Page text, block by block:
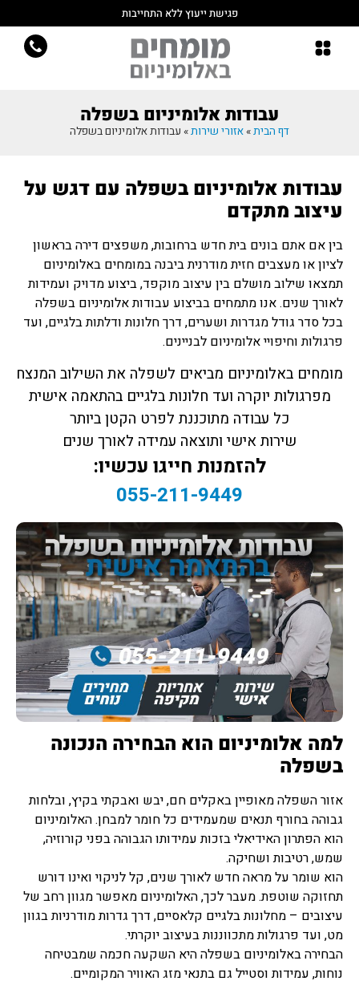
פגישת ייעוץ ללא התחייבות
עבודות אלומיניום בשפלה
דף הבית»אזורי שירות» עבודות אלומיניום בשפלה
עבודות אלומיניום בשפלה עם דגש על
עיצוב מתקדם
בין אם אתם בונים בית חדש ברחובות, משפצים דירה בראשון
לציון או מעצבים חזית מודרנית ביבנה במומחים באלומיניום
תמצאו שילוב מושלם בין עיצוב מוקפד, ביצוע מדויק ועמידות
לאורך שנים. אנו מתמחים בביצוע עבודות אלומיניום בשפלה
בכל סדר גודל מגדרות ושערים, דרך חלונות ודלתות בלגיים, ועד
פרגולות וחיפויי אלומיניום לבניינים.
מומחים באלומיניום מביאים לשפלה את השילוב המנצח
מפרגולות יוקרה ועד חלונות בלגיים בהתאמה אישית
כל עבודה מתוכננת לפרט הקטן ביותר
שירות אישי ותוצאה עמידה לאורך שנים
להזמנות חייגו עכשיו:
055-211-9449
למה אלומיניום הוא הבחירה הנכונה
בשפלה
אזור השפלה מאופיין באקלים חם, יבש ואבקתי בקיץ, ובלחות
גבוהה בחורף תנאים שמעמידים כל חומר למבחן. האלומיניום
הוא הפתרון האידיאלי בזכות עמידותו הגבוהה בפני קורוזיה,
שמש, רטיבות ושחיקה.
הוא שומר על מראה חדש לאורך שנים, קל לניקוי ואינו דורש
תחזוקה שוטפת. מעבר לכך, האלומיניום מאפשר מגוון רחב של
עיצובים – מחלונות בלגיים קלאסיים, דרך גדרות מודרניות בגוון
מט, ועד פרגולות מתכווננות בעיצוב יוקרתי.
הבחירה באלומיניום בשפלה היא השקעה חכמה שמבטיחה
נוחות, עמידות וסטייל גם בתנאי מזג האוויר המקומיים.